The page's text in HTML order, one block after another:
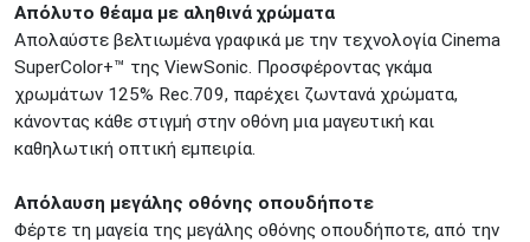
Απόλυτο θέαμα με αληθινά χρώματα
Απολαύστε βελτιωμένα γραφικά με την τεχνολογία Cinema
SuperColor+™ της ViewSonic. Προσφέροντας γκάμα
χρωμάτων 125% Rec.709, παρέχει ζωντανά χρώματα,
κάνοντας κάθε στιγμή στην οθόνη μια μαγευτική και
καθηλωτική οπτική εμπειρία.
Απόλαυση μεγάλης οθόνης οπουδήποτε
Φέρτε τη μαγεία της μεγάλης οθόνης οπουδήποτε, από την